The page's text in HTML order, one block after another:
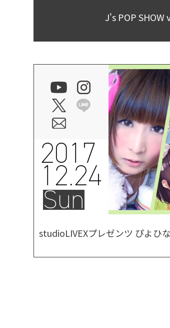
J's POP SHOW
2017
12.24
Sun
studioLIVEXプレゼンツ ぴよひ